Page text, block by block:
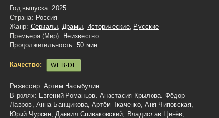
Год выпуска: 2025
Страна: Россия
Жанр: Сериалы Драмы Исторические, Русские
Премьера (Мир): Неизвестно
Продолжительность: 50 мин
Качество: WEB-DL
Режиссер: Артем Насыбулин
В ролях: Евгений Романцов, Анастасия Крылова, Фёдор
Лавров, Анна Банщикова, Артём Ткаченко, Аня Чиповская,
Юрий Чурсин, Даниил Спиваковский, Владислав Ценёв,